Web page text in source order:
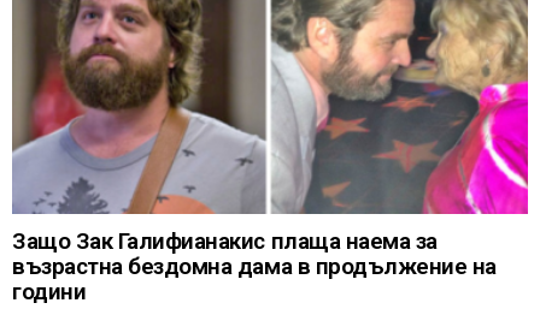
Защо Зак Галифианакис плаща наема за
възрастна бездомна дама в продължение на
години